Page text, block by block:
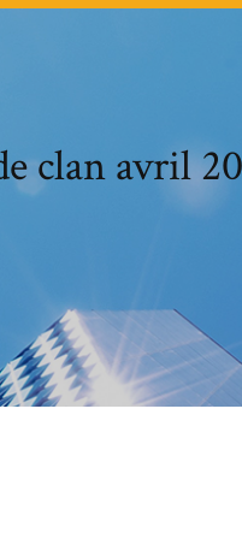
clan avril